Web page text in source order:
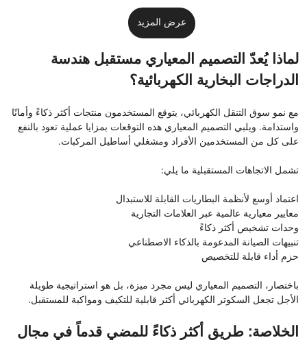
عرض المزيد
لماذا يُعدّ التصميم المعياري مستقبل هندسة
الدراجات البخارية الكهربائية؟
مع نمو سوق التنقل الكهربائي، يتوقع المستخدمون منتجات أكثر ذكاءً وأمانًا
واستدامة. ويلبي التصميم المعياري هذه التوقعات بمزايا عملية تعود بالنفع
على كل من المستخدمين الأفراد ومشغلي أساطيل المركبات.
تشمل الاتجاهات المستقبلية ما يلي:
اعتماد أوسع لأنظمة البطاريات القابلة للاستبدال
معايير معيارية عالمية عبر العلامات التجارية
وحدات تشخيص أكثر ذكاءً
تنبيهات الصيانة المدعومة بالذكاء الاصطناعي
حزم أداء قابلة للتخصيص
باختصار، التصميم المعياري ليس مجرد ميزة، بل هو استراتيجية طويلة
الأجل تجعل السكوتر الكهربائي أكثر قابلية للتكيف ومواكبة للمستقبل.
الخلاصة: طريق أكثر ذكاءً للمضي قدماً في مجال